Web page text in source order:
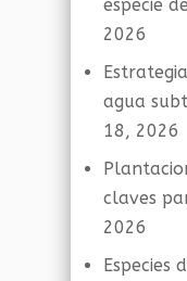
especie
2026
agua
18, 2026
claves
2026
Especies